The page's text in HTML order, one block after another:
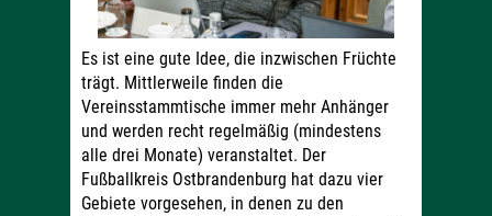
Es ist eine gute Idee, die inzwischen Früchte
trägt. Mittlerweile finden die
Vereinsstammtische immer mehr Anhänger
und werden recht regelmäßig (mindestens
alle drei Monate) veranstaltet. Der
Fußballkreis Ostbrandenburg hat dazu vier
Gebiete vorgesehen, in denen zu den